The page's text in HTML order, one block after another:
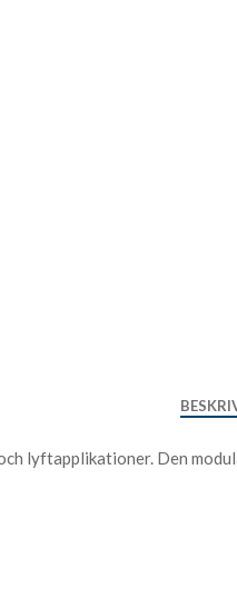
lyftapplikationer. Den